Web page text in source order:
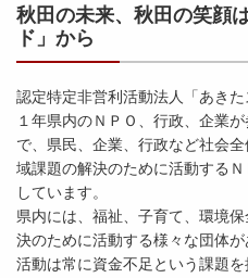
秋田の未来、秋田の笑顔
ド」 から
認定特定非営利活動法人「あき
１年県内のＮＰＯ、行政、企業
で、県民、企業、行政など社会
域課題の解決のために活動する
しています。
県内には、福祉、子育て、環境
決のために活動する様々な団体
活動は常に資金不足という課題を